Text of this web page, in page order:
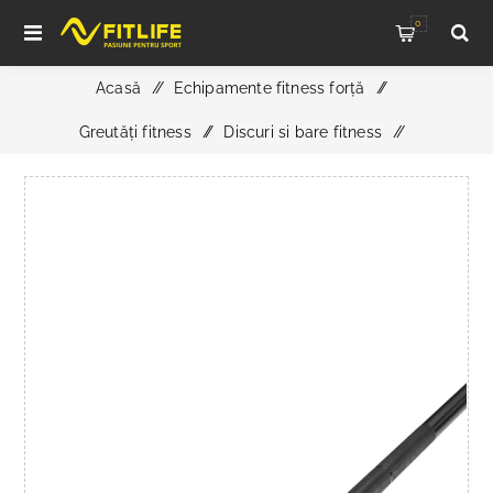
0
Acasă / Echipamente fitness forță /
Greutăți fitness / Discuri si bare fitness /
Bară specială pentru îndreptări - 230 cm lungime - Ø 27